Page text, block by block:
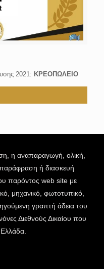
2021: ΚΡΕΟΠΩΛΕΙΟ
η αναπαραγωγή, ολική,
παράφραση ή διασκευή
παρόντος web site με
μηχανικό, φωτοτυπικό,
γραπτή άδεια του
Διεθνούς Δικαίου που